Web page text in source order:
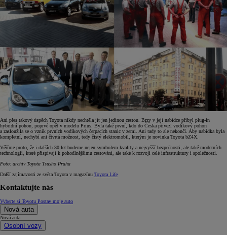
Ani přes takový úspěch Toyota nikdy nechtěla jít jen jedinou cestou. Brzy v její nabídce přibyl plug-in
hybridní pohon, poprvé opět v modelu Prius. Byla také první, kdo do Česka přivezl vodíkový pohon
a zasloužila se o vznik prvních vodíkových čerpacích stanic v zemi. Ani tady to ale nekončí. Aby nabídka byla
kompletní, nechybí ani čtvrtá možnost, tedy čistý elektromobil, kterým je novinka Toyota bZ4X.
Věříme proto, že i dalších 30 let budeme nejen symbolem kvality a nejvyšší bezpečnosti, ale také moderních
technologií, které přispívají k pohodlnějšímu cestování, ale také k rozvoji celé infrastruktury i společnosti.
Foto: archiv Toyota Tsusho Praha
Další zajímavosti ze světa Toyota v magazínu Toyota Life
Kontaktujte nás
Vyberte si Toyotu Postav moje auto
Nová auta
Nová auta
Osobní vozy